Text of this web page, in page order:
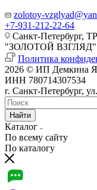
zolotoy-
+7-931-212-22-64
Санкт-Петербург,
"ЗОЛОТОЙ ВЗГЛЯД"
Политика
2026 © ИП Демкина
ИНН 780714307534
г. Санкт-Петербург,
Найти
Каталог
По всему сайту
По каталогу